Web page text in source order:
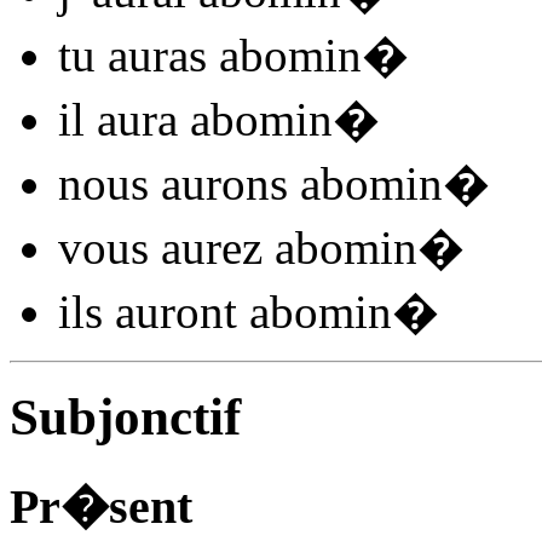
tu auras abomin�
il aura abomin�
nous aurons abomin�
vous aurez abomin�
ils auront abomin�
Subjonctif
Pr�sent